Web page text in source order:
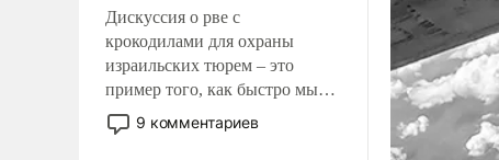
Дискуссия о рве с
крокодилами для охраны
израильских тюрем – это
пример того, как быстро мы
двигаемся по пути
революционных изменений.
9 комментариев